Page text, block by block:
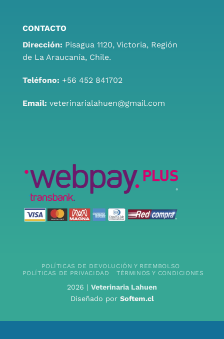
CONTACTO
Dirección: Pisagua 1120, Victoria, Región
de La Araucanía, Chile.
Teléfono: +56 452 841702
Email: veterinarialahuen@gmail.com
POLÍTICAS DE DEVOLUCIÓN Y REEMBOLSO
POLÍTICAS DE PRIVACIDAD
TÉRMINOS Y CONDICIONES
2026 | Veterinaria Lahuen
Diseñado por Softem.cl